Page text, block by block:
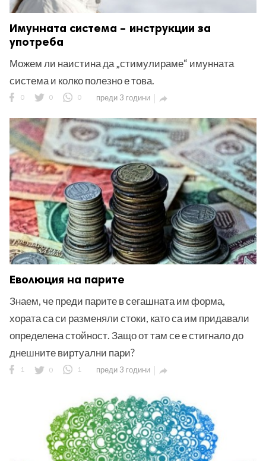
Имунната система – инструкции за
употреба
Можем ли наистина да „стимулираме“ имунната
система и колко полезно е това.
0 0 0 преди 3 години 
Еволюция на парите
Знаем, че преди парите в сегашната им форма,
хората са си разменяли стоки, като са им придавали
определена стойност. Защо от там се е стигнало до
днешните виртуални пари?
1 0 1 преди 3 години 